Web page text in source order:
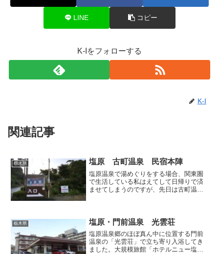
LINE コピー
K-Iをフォローする
K-I
関連記事
栃木県 塩原 古町温泉 民宿本陣
塩原温泉で湯めぐりをする場合、関東圏
で生活している私はえてして日帰りで済
ませてしまうのですが、先日は古町温泉
にはかつて真田家の別...
栃木県 塩原・門前温泉 光雲荘
塩原温泉郷のほぼ真ん中に位置する門前
温泉の「光雲荘」で立ち寄り入浴してき
ました。大規模旅館「ホテルニュー塩